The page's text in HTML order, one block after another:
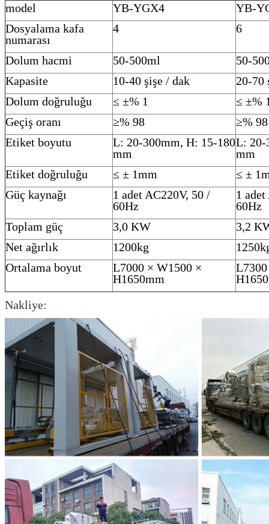
model
YB-YGX4
YB-
Dosyalama kafa
numarası
4 6
Dolum hacmi 50-500ml
50-
Kapasite
10-40 şişe / dak
20-70
Dolum doğruluğu
≤ ±% 1
≤ ±%
Geçiş oranı
≥% 98
≥% 98
Etiket boyutu
L: 20-300mm, H: 15-180
mm
L: 20-
mm
Etiket doğruluğu
≤ ± 1mm
≤ ±
Güç kaynağı
1 adet AC220V, 50 /
60Hz
1
60Hz
Toplam güç
3,0 KW
3,2
Net ağırlık
1200kg
Ortalama boyut
L7000 × W1500 ×
H1650mm
Nakliye: